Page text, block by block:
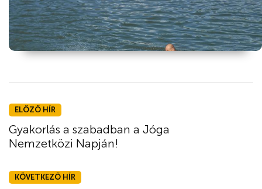
ELŐZŐ HÍR
Gyakorlás a szabadban a Jóga
Nemzetközi Napján!
KÖVETKEZŐ HÍR